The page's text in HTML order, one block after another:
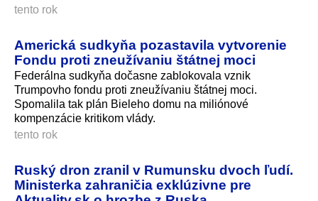
tento rok
Americká sudkyňa pozastavila vytvorenie
Fondu proti zneužívaniu štátnej moci
Federálna sudkyňa dočasne zablokovala vznik
Trumpovho fondu proti zneužívaniu štátnej moci.
Spomalila tak plán Bieleho domu na miliónové
kompenzácie kritikom vlády.
tento rok
Ruský dron zranil v Rumunsku dvoch ľudí.
Ministerka zahraničia exklúzivne pre